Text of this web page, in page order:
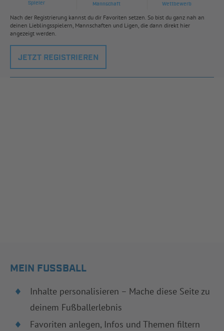
Spieler Mannschaft Wettbewerb
Nach der Registrierung kannst du dir Favoriten setzen. So bist du ganz nah an
deinen Lieblingsspielern, Mannschaften und Ligen, die dann direkt hier
angezeigt werden.
JETZT REGISTRIEREN
MEIN FUSSBALL
Inhalte personalisieren – Mache diese Seite zu
deinem Fußballerlebnis
Favoriten anlegen, Infos und Themen filtern